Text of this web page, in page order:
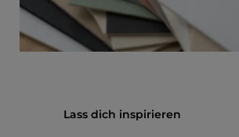
Produktgalerie überspringen
Lass dich inspirieren